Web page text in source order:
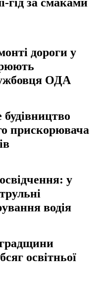
дороги у
ОДА
прискорювача
у
водія
освітньої